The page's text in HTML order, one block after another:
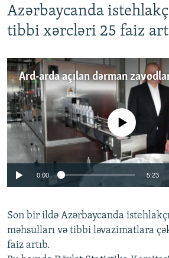
Azərbaycanda
tibbi xərcləri 25 faiz
Auto 240p 360p
No media source currently
0:00 5:23
Son bir ildə Azərbaycanda
məhsulları və tibbi ləvazimatlara
faiz artıb.